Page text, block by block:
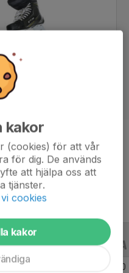
0
kakor
(cookies) för att vår
för dig. De används
att hjälpa oss att
tjänster.
cookies
kakor